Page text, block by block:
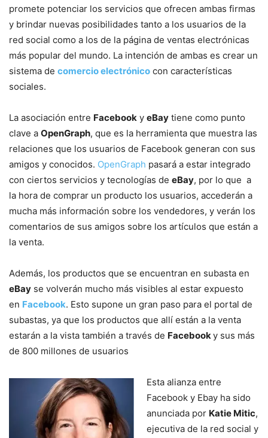
promete potenciar los servicios que ofrecen ambas firmas
y brindar nuevas posibilidades tanto a los usuarios de la
red social como a los de la página de ventas electrónicas
más popular del mundo. La intención de ambas es crear un
sistema de comercio electrónico con características
sociales.
La asociación entre Facebook y eBay tiene como punto
clave a OpenGraph, que es la herramienta que muestra las
relaciones que los usuarios de Facebook generan con sus
amigos y conocidos. OpenGraph pasará a estar integrado
con ciertos servicios y tecnologías de eBay, por lo que a
la hora de comprar un producto los usuarios, accederán a
mucha más información sobre los vendedores, y verán los
comentarios de sus amigos sobre los artículos que están a
la venta.
Además, los productos que se encuentran en subasta en
eBay se volverán mucho más visibles al estar expuesto
en Facebook. Esto supone un gran paso para el portal de
subastas, ya que los productos que allí están a la venta
estarán a la vista también a través de Facebooky sus más
de 800 millones de usuarios
Esta alianza entre
Facebook y Ebay ha sido
anunciada por Katie Mitic,
ejecutiva de la red social y